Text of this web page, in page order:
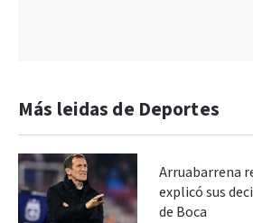
Más leidas de Deportes
Arruabarrena
explicó sus
de Boca